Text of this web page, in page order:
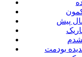
پیش
بودمت